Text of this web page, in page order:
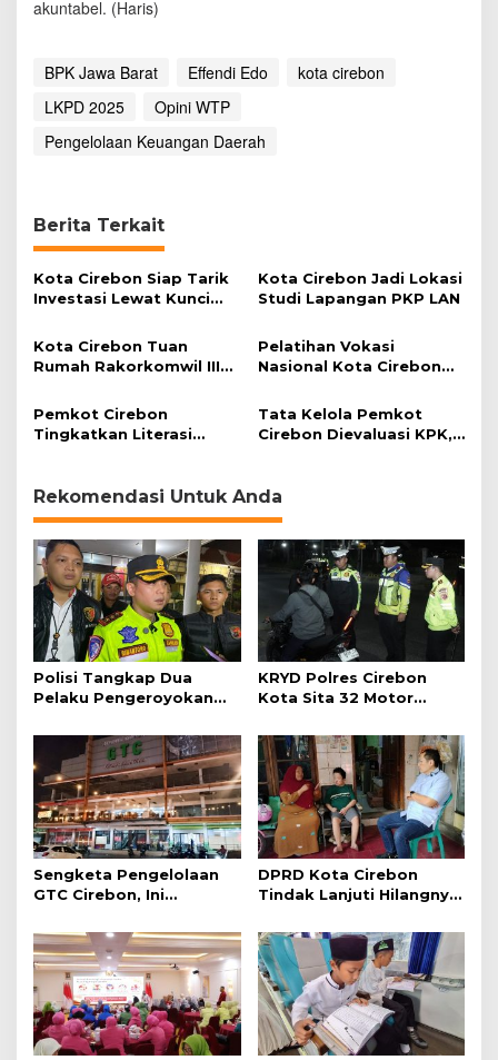
akuntabel. (Haris)
BPK Jawa Barat Effendi Edo
kota cirebon
LKPD 2025
Opini WTP
Pengelolaan Keuangan Daerah
Berita Terkait
Kota Cirebon Siap Tarik
Investasi Lewat Kunci
Kota Cirebon Jadi Lokasi
Studi Lapangan PKP LAN
Kota Cirebon Tuan
Rumah Rakorkomwil III
Pelatihan Vokasi
Nasional Kota Cirebon
Hadapi Dunia Kerja
Pemkot Cirebon
Tingkatkan Literasi
Tata Kelola Pemkot
Cirebon Dievaluasi KPK,
Rekomendasi Untuk Anda
Polisi Tangkap Dua
Pelaku Pengeroyokan
KRYD Polres Cirebon
Kota Sita 32 Motor
Sengketa Pengelolaan
GTC Cirebon, Ini
Simanjuntak
DPRD Kota Cirebon
Tindak Lanjuti Hilangnya
Disabilitas